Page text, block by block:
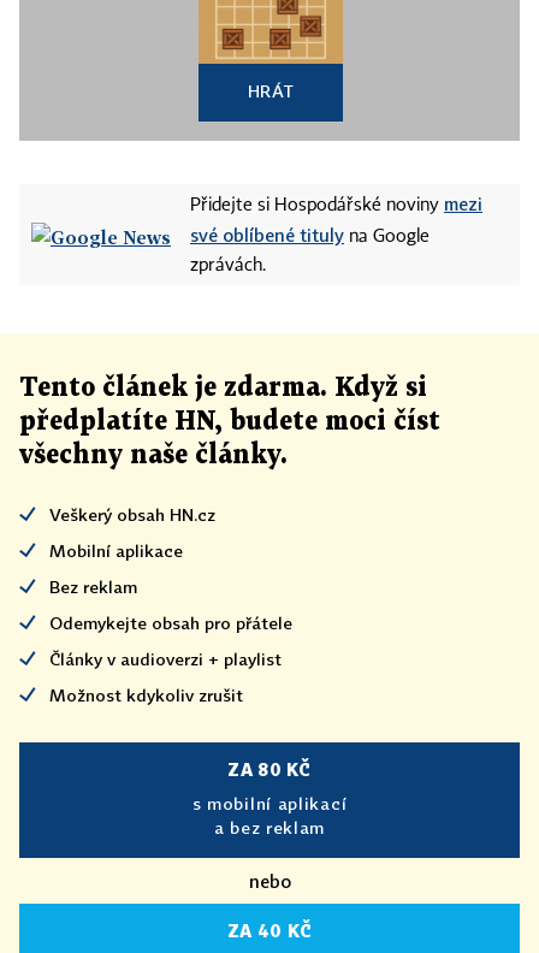
HRÁT
Přidejte si Hospodářské noviny mezi
své oblíbené tituly na Google
zprávách.
Tento článek je zdarma. Když si
předplatíte HN, budete moci číst
všechny naše články.
Veškerý obsah HN.cz
Mobilní aplikace
Bez reklam
Odemykejte obsah pro přátele
Články v audioverzi + playlist
Možnost kdykoliv zrušit
ZA 80 KČ
s mobilní aplikací
a bez reklam
nebo
ZA 40 KČ